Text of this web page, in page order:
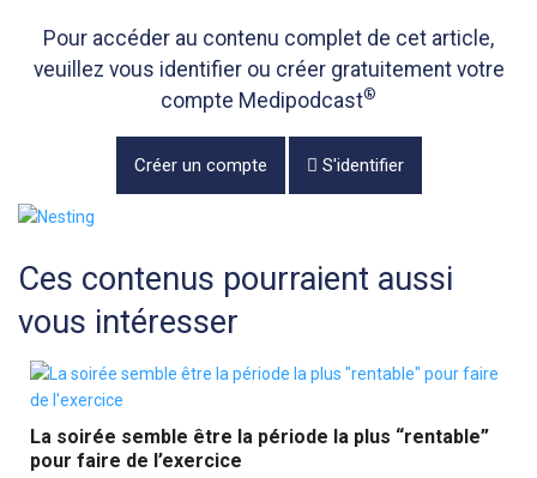
Pour accéder au contenu complet de cet article,
veuillez vous identifier ou créer gratuitement votre
compte Medipodcast®
Créer un compte S'identifier
Ces contenus pourraient aussi
vous intéresser
La soirée semble être la période la plus “rentable”
pour faire de l’exercice